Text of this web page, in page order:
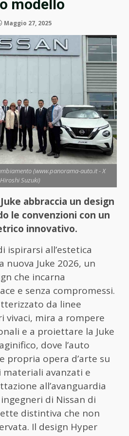
modello
Maggio 27, 2025
(www.panorama-auto.it - X
Hiroshi Suzuki)
abbraccia un design
le convenzioni con un
innovativo.
ispirarsi all’estetica
nuova Juke 2026, un
che incarna
e senza compromessi.
da linee
vivaci, mira a rompere
e a proiettare la Juke
dove l’auto
propria opera d’arte su
materiali avanzati e
all’avanguardia
di Nissan di
distintiva che non
Il design Hyper